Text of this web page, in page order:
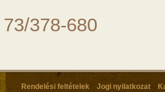
73/378-680
Rendelési feltételek Jogi nyilatkozat